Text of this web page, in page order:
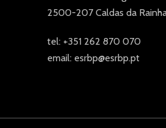
2500-207 Caldas da
tel: +351 262 870 070
email: esrbp@esrbp.pt